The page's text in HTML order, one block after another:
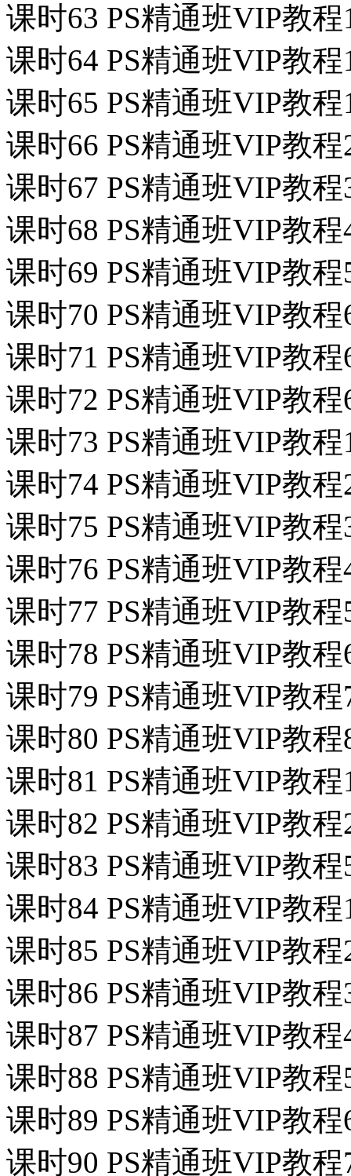
课时63 PS精通班VIP教
课时64 PS精通班VIP教
课时65 PS精通班VIP教
课时66 PS精通班VIP教
课时67 PS精通班VIP教
课时68 PS精通班VIP教
课时69 PS精通班VIP教
课时70 PS精通班VIP教
课时71 PS精通班VIP教
课时72 PS精通班VIP教
课时73 PS精通班VIP教
课时74 PS精通班VIP教
课时75 PS精通班VIP教
课时76 PS精通班VIP教
课时77 PS精通班VIP教
课时78 PS精通班VIP教
课时79 PS精通班VIP教
课时80 PS精通班VIP教
课时81 PS精通班VIP教
课时82 PS精通班VIP教
课时83 PS精通班VIP教
课时84 PS精通班VIP教
课时85 PS精通班VIP教
课时86 PS精通班VIP教
课时87 PS精通班VIP教
课时88 PS精通班VIP教
课时89 PS精通班VIP教
课时90 PS精通班VIP教